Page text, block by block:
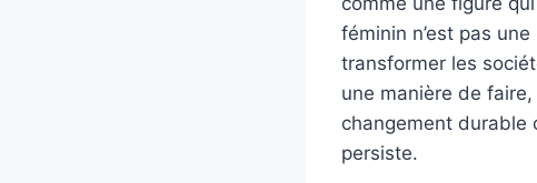
féminin n’est pas
transformer les
une manière de
changement durable
persiste.